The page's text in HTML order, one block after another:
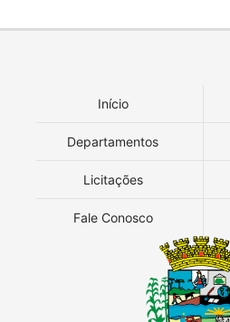
Início
Departamentos
Licitações
Fale Conosco